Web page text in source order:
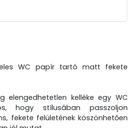
WC papír tartó matt fekete
elengedhetetlen kelléke egy WC
hogy stílusában passzoljon
fekete felületének köszönhetően